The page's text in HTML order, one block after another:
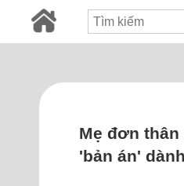
Mẹ đơn
'bản án'